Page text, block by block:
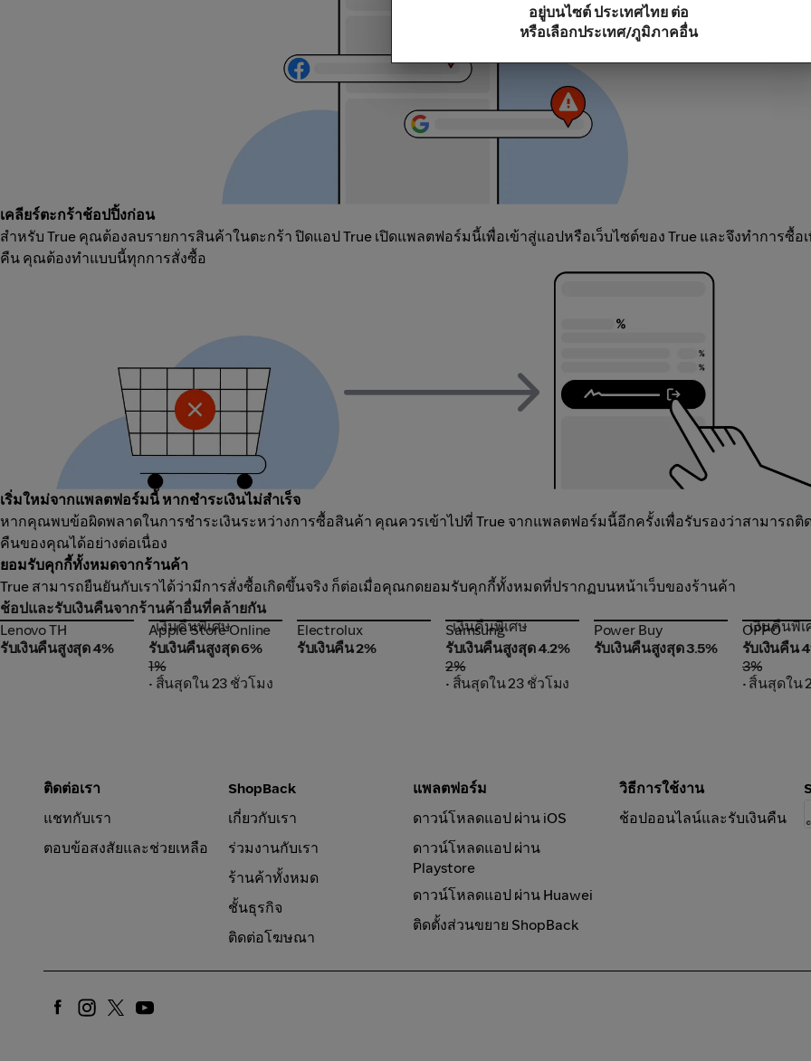
เคลียร์ตะกร้าช้อปปิ้งก่อน
สำหรับ True คุณต้องลบรายการสินค้าในตะกร้า ปิดแอป True เปิดแพลตฟอร์มนี้เพื่อเข้าสู่แอปหรือเว็บไซต์ของ True และจึงทำการซื้อ
คืน คุณต้องทำแบบนี้ทุกการสั่งซื้อ
เริ่มใหม่จากแพลตฟอร์มนี้ หากชำระเงินไม่สำเร็จ
หากคุณพบข้อผิดพลาดในการชำระเงินระหว่างการซื้อสินค้า คุณควรเข้าไปที่ True จากแพลตฟอร์มนี้อีกครั้งเพื่อรับรองว่าสามารถติ
คืนของคุณได้อย่างต่อเนื่อง
ยอมรับคุกกี้ทั้งหมดจากร้านค้า
True สามารถยืนยันกับเราได้ว่ามีการสั่งซื้อเกิดขึ้นจริง ก็ต่อเมื่อคุณกดยอมรับคุกกี้ทั้งหมดที่ปรากฏบนหน้าเว็บของร้านค้า
ช้อปและรับเงินคืนจากร้านค้าอื่นที่คล้ายกัน
Lenovo TH
Lenovo TH
รับเงินคืนสูงสุด 4%
Apple Store Online
เงินคืนพิเศษ
Apple Store Online
รับเงินคืนสูงสุด 6%
1%
• สิ้นสุดใน 23 ชั่วโมง
Electrolux
Electrolux
รับเงินคืน 2%
Samsung
เงินคืนพิเศษ
Samsung
รับเงินคืนสูงสุด 4.2%
2%
• สิ้นสุดใน 23 ชั่วโมง
Power Buy
Power Buy
รับเงินคืนสูงสุด 3.5%
OPPO
เงินคืนพิเ
OPPO
รับเงินคืน
3%
• สิ้นสุดใน
ติดต่อเรา
แชทกับเรา
ตอบข้อสงสัยและช่วยเหลือ
ShopBack
เกี่ยวกับเรา
ร่วมงานกับเรา
ร้านค้าทั้งหมด
ชั้นธุรกิจ
ติดต่อโฆษณา
แพลตฟอร์ม
ดาวน์โหลดแอป ผ่าน iOS
ดาวน์โหลดแอป ผ่าน
Playstore
ดาวน์โหลดแอป ผ่าน Huawei
ติดตั้งส่วนขยาย ShopBack
วิธีการใช้งาน
ช้อปออนไลน์และรับเงินคืน
อยู่บนไซต์ ประเทศไทย ต่อ
หรือเลือกประเทศ/ภูมิภาคอื่น